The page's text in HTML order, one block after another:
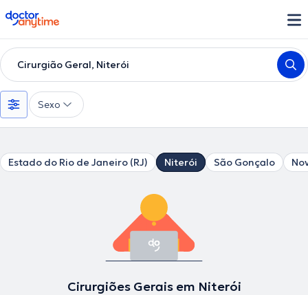
doctoranytime
Cirurgião Geral, Niterói
Sexo
Estado do Rio de Janeiro (RJ) Niterói São Gonçalo
Cirurgiões Gerais em Niterói